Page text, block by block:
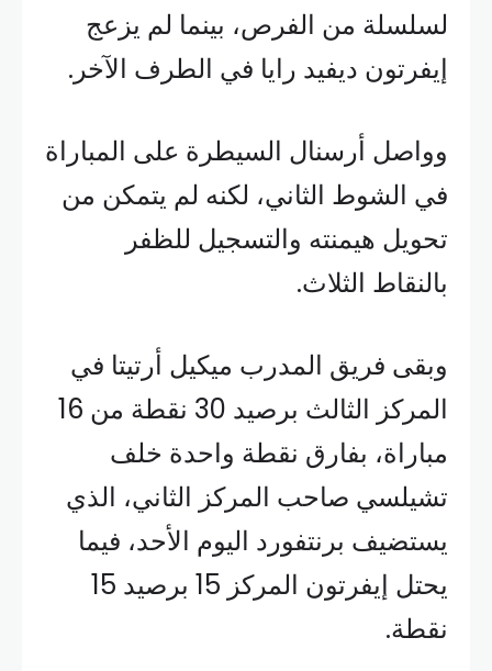
لسلسلة من الفرص، بينما لم يزعج
إيفرتون ديفيد رايا في الطرف الآخر.
وواصل أرسنال السيطرة على المباراة
في الشوط الثاني، لكنه لم يتمكن من
تحويل هيمنته والتسجيل للظفر
بالنقاط الثلاث.
وبقى فريق المدرب ميكيل أرتيتا في
المركز الثالث برصيد 30 نقطة من 16
مباراة، بفارق نقطة واحدة خلف
تشيلسي صاحب المركز الثاني، الذي
يستضيف برنتفورد اليوم الأحد، فيما
يحتل إيفرتون المركز 15 برصيد 15
نقطة.